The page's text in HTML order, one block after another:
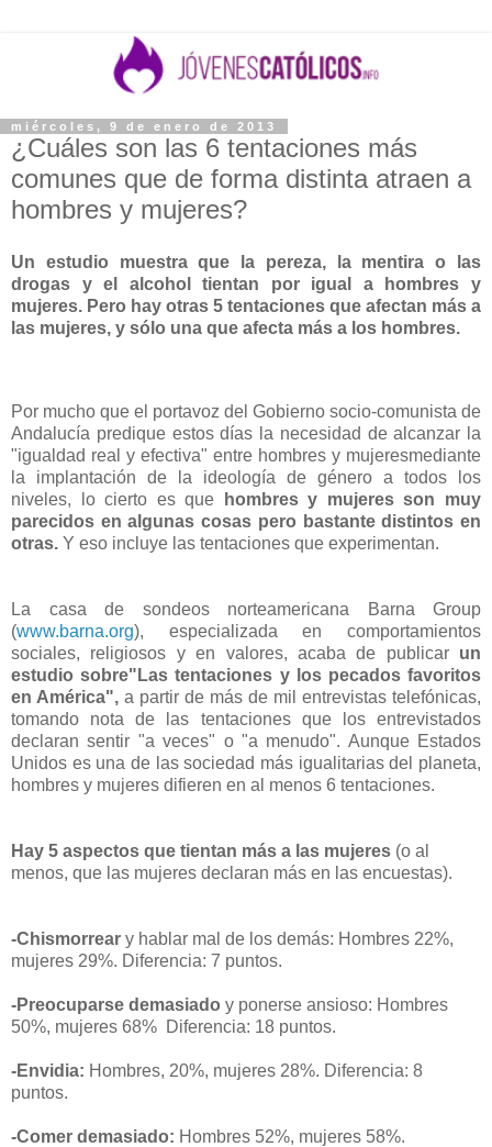
miércoles, 9 de enero de 2013
¿Cuáles son las 6 tentaciones más
comunes que de forma distinta atraen a
hombres y mujeres?
Un estudio muestra que la pereza, la mentira o las
drogas y el alcohol tientan por igual a hombres y
mujeres. Pero hay otras 5 tentaciones que afectan más a
las mujeres, y sólo una que afecta más a los hombres.
Por mucho que el portavoz del Gobierno socio-comunista de
Andalucía predique estos días la necesidad de alcanzar la
"igualdad real y efectiva" entre hombres y mujeresmediante
la implantación de la ideología de género a todos los
niveles, lo cierto es que
hombres y mujeres son muy
parecidos en algunas cosas pero bastante distintos en
otras. Y eso incluye las tentaciones que experimentan.
La casa de sondeos norteamericana Barna Group
(www.barna.org), especializada en comportamientos
sociales, religiosos y en valores, acaba de publicar un
estudio sobre"Las tentaciones y los pecados favoritos
en América", a partir de más de mil entrevistas telefónicas,
tomando nota de las tentaciones que los entrevistados
declaran sentir "a veces" o "a menudo". Aunque Estados
Unidos es una de las sociedad más igualitarias del planeta,
hombres y mujeres difieren en al menos 6 tentaciones.
Hay 5 aspectos que tientan más a las mujeres (o al
menos, que las mujeres declaran más en las encuestas).
-Chismorrear y hablar mal de los demás: Hombres 22%,
mujeres 29%. Diferencia: 7 puntos.
-Preocuparse demasiado y ponerse ansioso: Hombres
50%, mujeres 68% Diferencia: 18 puntos.
-Envidia: Hombres, 20%, mujeres 28%. Diferencia: 8
puntos.
-Comer demasiado: Hombres 52%, mujeres 58%.